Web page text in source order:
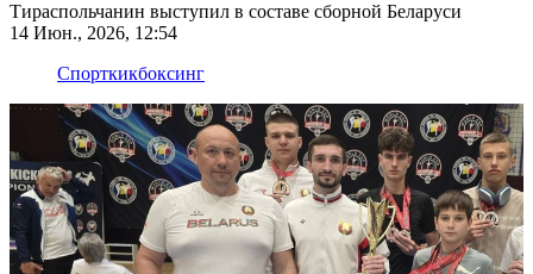
Тираспольчанин выступил в составе сборной Беларуси
14 Июн., 2026, 12:54
Спорткикбоксинг